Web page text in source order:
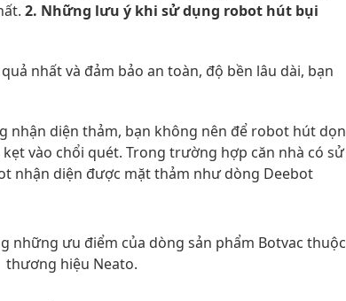
2. Những lưu ý khi sử dụng robot hút bụi
nhất và đảm bảo an toàn, độ bền lâu dài, bạn
nhận diện thảm, bạn không nên để robot hút dọn
vào chổi quét. Trong trường hợp căn nhà có sử
nhận diện được mặt thảm như dòng Deebot
những ưu điểm của dòng sản phẩm Botvac thuộc
thương hiệu Neato.